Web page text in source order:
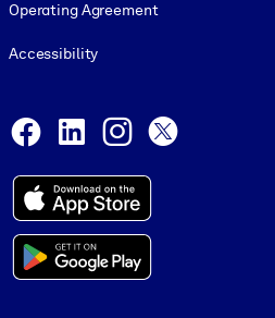
Operating Agreement
Accessibility
Facebook
LinkedInInstagram